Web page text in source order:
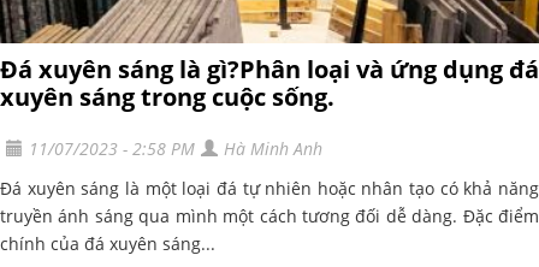
Đá xuyên sáng là gì?Phân loại và ứng dụng đá
xuyên sáng trong cuộc sống.
11/07/2023 - 2:58 PM
Hà Minh Anh
Đá xuyên sáng là một loại đá tự nhiên hoặc nhân tạo có khả năng
truyền ánh sáng qua mình một cách tương đối dễ dàng. Đặc điểm
chính của đá xuyên sáng...